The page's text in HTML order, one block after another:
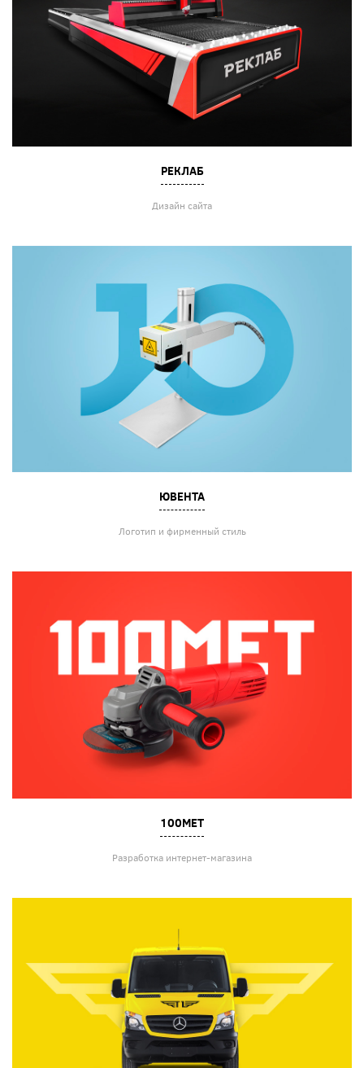
РЕКЛАБ
Дизайн сайта
ЮВЕНТА
Логотип и фирменный стиль
100MET
Разработка интернет-магазина